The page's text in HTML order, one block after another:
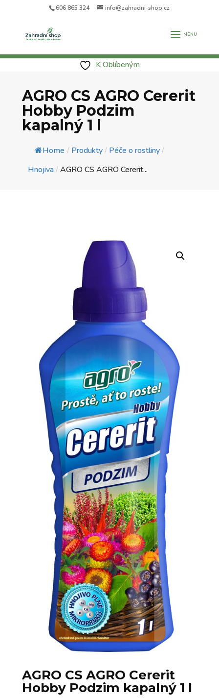
606 865 324 info@zahradni-shop.cz
K Oblíbeným
AGRO CS AGRO Cererit
Hobby Podzim
kapalný 1 l
Home / Produkty/ Péče o rostliny/
Hnojiva/AGRO CS AGRO Cererit...
AGRO CS AGRO Cererit
Hobby Podzim kapalný 1 l